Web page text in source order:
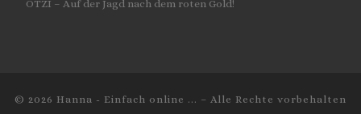
ÖTZI – Auf der Jagd nach dem roten Gold!
© 2026 Hanna - Einfach online ... – Alle Rechte vorbehalten